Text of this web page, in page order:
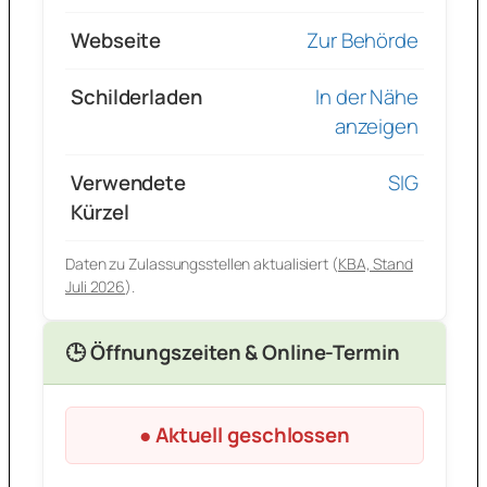
Webseite
Zur Behörde
Schilderladen
In der Nähe
anzeigen
Verwendete
Kürzel
SIG
Daten zu Zulassungsstellen aktualisiert (KBA, Stand
Juli 2026).
🕒 Öffnungszeiten & Online-Termin
● Aktuell geschlossen